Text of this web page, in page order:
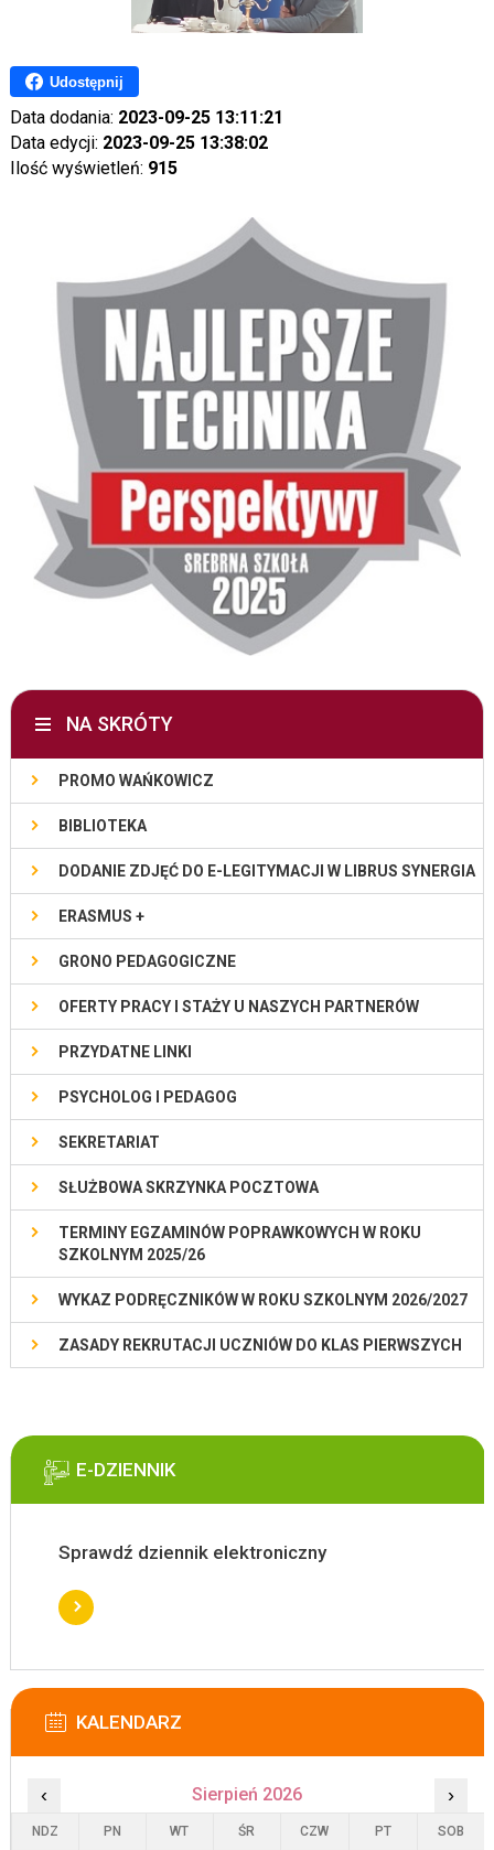
Udostępnij
Data dodania: 2023-09-25 13:11:21
Data edycji: 2023-09-25 13:38:02
Ilość wyświetleń: 915
NA SKRÓTY
PROMO WAŃKOWICZ
BIBLIOTEKA
DODANIE ZDJĘĆ DO E-LEGITYMACJI W LIBRUS SYNERGIA
ERASMUS +
GRONO PEDAGOGICZNE
OFERTY PRACY I STAŻY U NASZYCH PARTNERÓW
PRZYDATNE LINKI
PSYCHOLOG I PEDAGOG
SEKRETARIAT
SŁUŻBOWA SKRZYNKA POCZTOWA
TERMINY EGZAMINÓW POPRAWKOWYCH W ROKU
SZKOLNYM 2025/26
WYKAZ PODRĘCZNIKÓW W ROKU SZKOLNYM 2026/2027
ZASADY REKRUTACJI UCZNIÓW DO KLAS PIERWSZYCH
E-DZIENNIK
Sprawdź dziennik elektroniczny
KALENDARZ
‹ Sierpień 2026 ›
NDZ PN WT ŚR CZW PT SOB